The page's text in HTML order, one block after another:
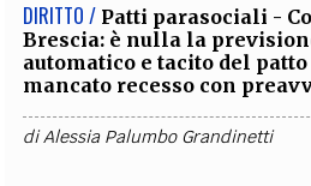
DIRITTO / Patti parasociali -
Brescia: è nulla la
automatico e tacito del
mancato recesso con
diAlessia Palumbo Grandinetti